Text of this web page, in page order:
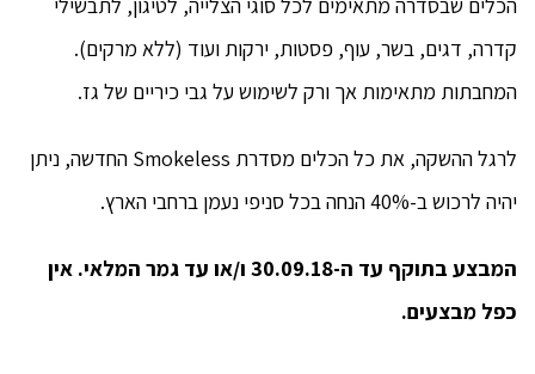
הכלים שבסדרה מתאימים לכל סוגי הצלייה, לטיגון, לתבשילי
קדרה, דגים, בשר, עוף, פסטות, ירקות ועוד (ללא מרקים).
המחבתות מתאימות אך ורק לשימוש על גבי כיריים של גז.
לרגל ההשקה, את כל הכלים מסדרת Smokeless החדשה, ניתן
יהיה לרכוש ב-40% הנחה בכל סניפי נעמן ברחבי הארץ.
המבצע בתוקף עד ה-30.09.18 ו/או עד גמר המלאי. אין
כפל מבצעים.